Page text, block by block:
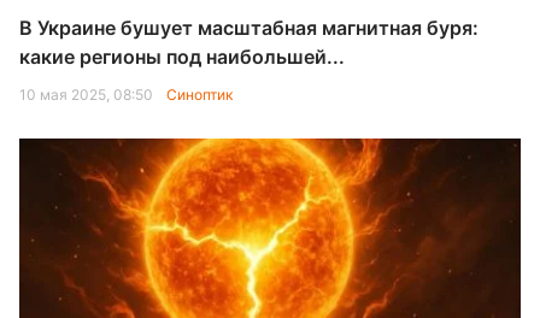
В Украине бушует масштабная магнитная буря:
какие регионы под наибольшей...
10 мая 2025, 08:50 Синоптик